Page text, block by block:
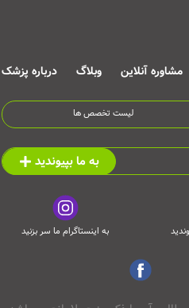
مشاوره آنلاین وبلاگ درباره
لیست تخصص ها
به ما بپیوندید
به اینستاگرام ما سر بزنید